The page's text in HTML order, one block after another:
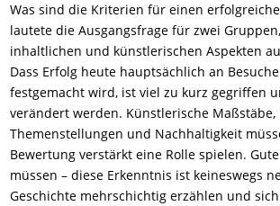
Was sind die Kriterien für einen
lautete die Ausgangsfrage für zwei
inhaltlichen und künstlerischen Aspekten
Dass Erfolg heute hauptsächlich an
festgemacht wird, ist viel zu kurz gegriffen
verändert werden. Künstlerische
Themenstellungen und Nachhaltigkeit
Bewertung verstärkt eine Rolle spielen.
müssen – diese Erkenntnis ist keineswegs
Geschichte mehrschichtig erzählen und